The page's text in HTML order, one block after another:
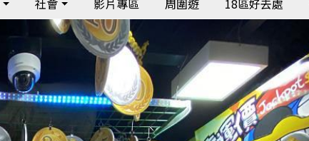
社會 影片專區 周圍遊 18區好去處